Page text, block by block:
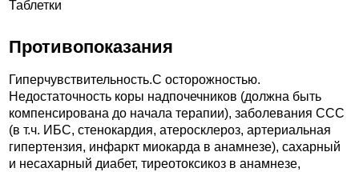
Таблетки
Противопоказания
Гиперчувствительность.C осторожностью.
Недостаточность коры надпочечников (должна быть
компенсирована до начала терапии), заболевания ССС
(в т.ч. ИБС, стенокардия, атеросклероз, артериальная
гипертензия, инфаркт миокарда в анамнезе), сахарный
и несахарный диабет, тиреотоксикоз в анамнезе,